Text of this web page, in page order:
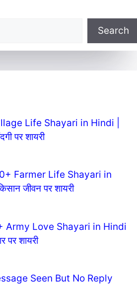
Search
Life Shayari in Hindi |
पर शायरी
Farmer Life Shayari in
जीवन पर शायरी
Army Love Shayari in Hindi
पर शायरी
Seen But No Reply